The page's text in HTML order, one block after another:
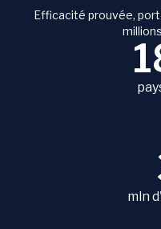
Efficacité prouvée,
mln